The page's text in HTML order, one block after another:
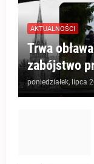
AKTUALNOŚCI
Trwa
zabójstwo
poniedziałek, lipca